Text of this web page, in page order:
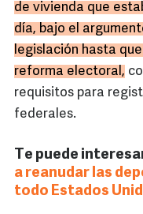
de vivienda que
día, bajo el
legislación hasta
reforma electoral,
requisitos para
federales.
Te puede
a reanudar las
todo Estados